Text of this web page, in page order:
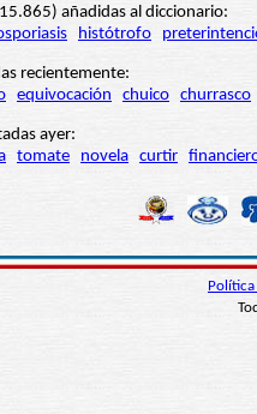
añadidas al diccionario:
histótrofo
recientemente:
equivocación chuico churrasco
ayer:
tomate novela curtir